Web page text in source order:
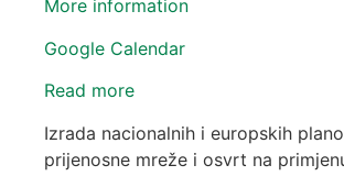
More information
Google Calendar
Read more
Izrada nacionalnih i europskih
prijenosne mreže i osvrt na